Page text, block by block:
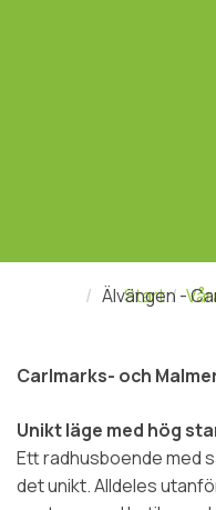
Start
Älvängen -
Carlmarks- och
Unikt läge med hög
Ett radhusboende med
det unikt. Alldeles